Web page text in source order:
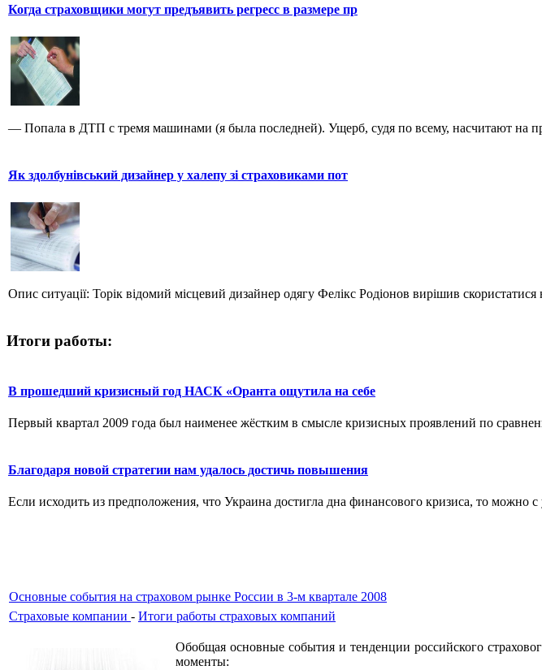
Когда страховщики могут предъявить регресс в размере пр
— Попала в ДТП с тремя машинами (я была последней). Ущерб, судя по всему, насчитают на
Як здолбунівський дизайнер у халепу зі страховиками пот
Опис ситуації: Торік відомий місцевий дизайнер одягу Фелікс Родіонов вирішив
Итоги работы:
В прошедший кризисный год НАСК «Оранта ощутила на себе
Первый квартал 2009 года был наименее жёстким в смысле кризисных проявлений по
Благодаря новой стратегии нам удалось достичь повышения
Если исходить из предположения, что Украина достигла дна финансового кризиса, то можно с
Основные события на страховом рынке России в 3-м квартале 2008
Страховые компании - Итоги работы страховых компаний
Обобщая основные события и тенденции российского
моменты: